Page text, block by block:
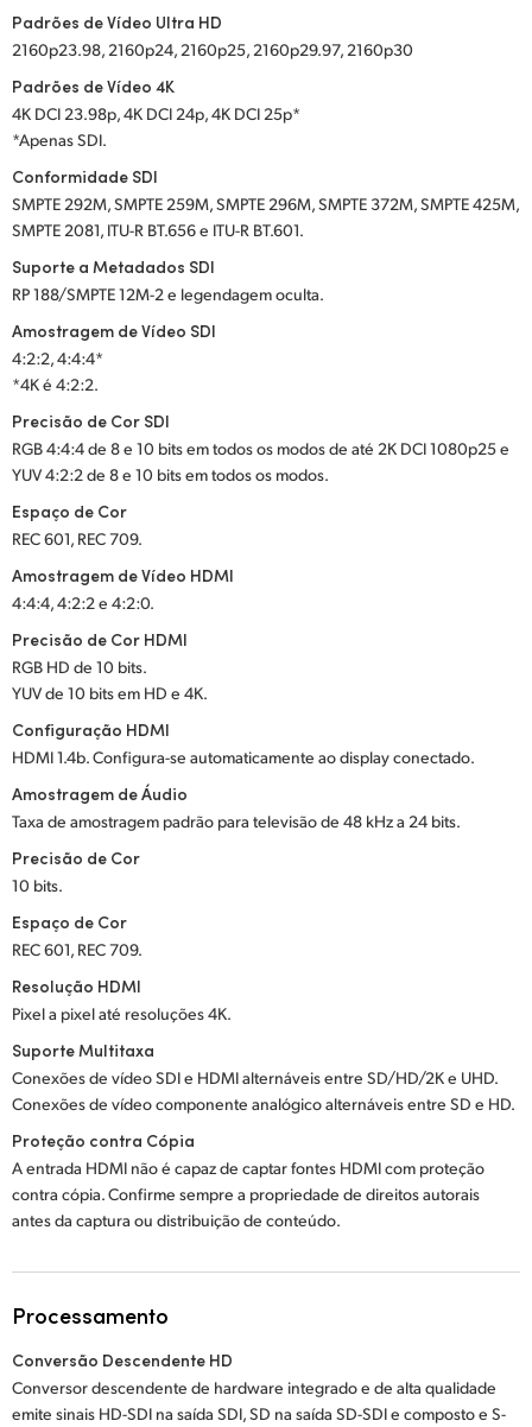
Padrões de Vídeo Ultra HD
2160p23.98, 2160p24, 2160p25, 2160p29.97, 2160p30
Padrões de Vídeo 4K
4K DCI 23.98p, 4K DCI 24p, 4K DCI 25p*
*Apenas SDI.
Conformidade SDI
SMPTE 292M, SMPTE 259M, SMPTE 296M, SMPTE 372M, SMPTE 425M,
SMPTE 2081, ITU-R BT.656 e ITU-R BT.601.
Suporte a Metadados SDI
RP 188/SMPTE 12M-2 e legendagem oculta.
Amostragem de Vídeo SDI
4:2:2, 4:4:4*
*4K é 4:2:2.
Precisão de Cor SDI
RGB 4:4:4 de 8 e 10 bits em todos os modos de até 2K DCI 1080p25 e
YUV 4:2:2 de 8 e 10 bits em todos os modos.
Espaço de Cor
REC 601, REC 709.
Amostragem de Vídeo HDMI
4:4:4, 4:2:2 e 4:2:0.
Precisão de Cor HDMI
RGB HD de 10 bits.
YUV de 10 bits em HD e 4K.
Configuração HDMI
HDMI 1.4b. Configura-se automaticamente ao display conectado.
Amostragem de Áudio
Taxa de amostragem padrão para televisão de 48 kHz a 24 bits.
Precisão de Cor
10 bits.
Espaço de Cor
REC 601, REC 709.
Resolução HDMI
Pixel a pixel até resoluções 4K.
Suporte Multitaxa
Conexões de vídeo SDI e HDMI alternáveis entre SD/HD/2K e UHD.
Conexões de vídeo componente analógico alternáveis entre SD e HD.
Proteção contra Cópia
A entrada HDMI não é capaz de captar fontes HDMI com proteção
contra cópia. Confirme sempre a propriedade de direitos autorais
antes da captura ou distribuição de conteúdo.
Processamento
Conversão Descendente HD
Conversor descendente de hardware integrado e de alta qualidade
emite sinais HD-SDI na saída SDI, SD na saída SD-SDI e composto e S-